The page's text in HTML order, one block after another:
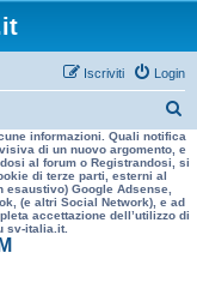
Login
Iscriviti
e
r
a
informazioni. Quali notifica
di un nuovo argomento, e
al forum o Registrandosi, si
di terze parti, esterni al
Google Adsense,
(e altri Social Network), e ad
accettazione dell’utilizzo di
sv-italia.it.